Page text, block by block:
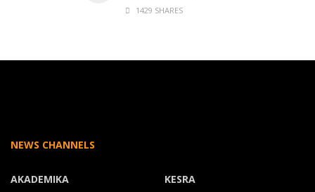
1429 SHARES
NEWS CHANNELS
AKADEMIKA
KESRA